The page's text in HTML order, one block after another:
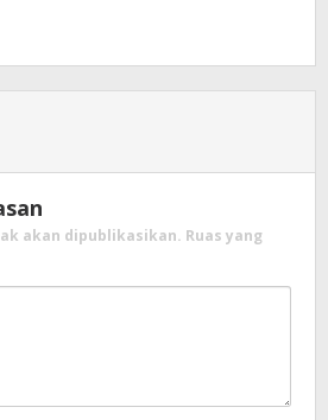
akan dipublikasikan. Ruas yang